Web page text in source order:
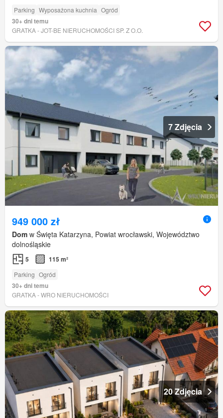
Parking Wyposażona kuchnia Ogród
30+ dni temu
GRATKA - JOT-BE NIERUCHOMOŚCI SP. Z O.O.
7 Zdjęcia
949 000 zł
Dom w Święta Katarzyna, Powiat wrocławski, Województwo
dolnośląskie
5 115 m²
Parking Ogród
30+ dni temu
GRATKA - WRO NIERUCHOMOŚCI
20 Zdjęcia